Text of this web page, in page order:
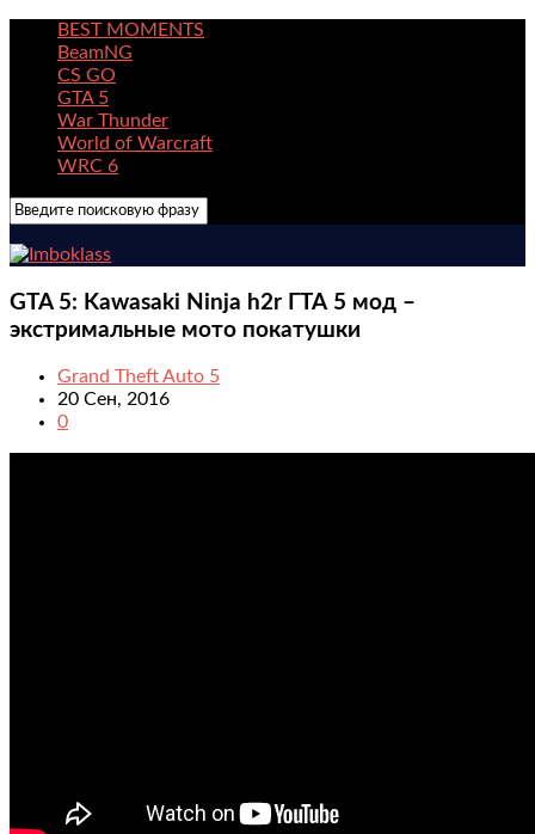
BEST MOMENTS
BeamNG
CS GO
GTA 5
War Thunder
World of Warcraft
WRC 6
GTA 5: Kawasaki Ninja h2r ГТА 5 мод –
экстримальные мото покатушки
Grand Theft Auto 5
20 Сен, 2016
0